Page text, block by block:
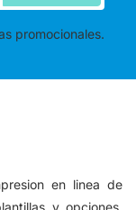
promocionales.
en linea de
y opciones